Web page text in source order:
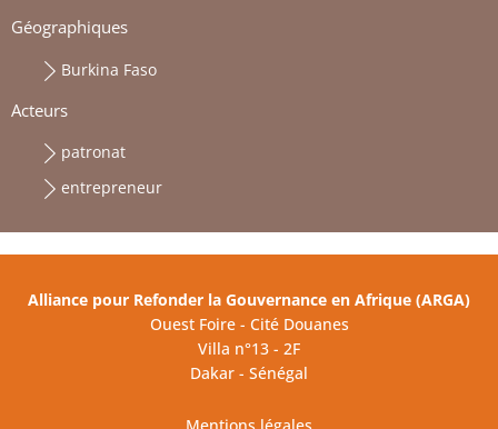
Géographiques
Burkina Faso
Acteurs
patronat
entrepreneur
Alliance pour Refonder la Gouvernance en Afrique (ARGA)
Ouest Foire - Cité Douanes
Villa n°13 - 2F
Dakar - Sénégal